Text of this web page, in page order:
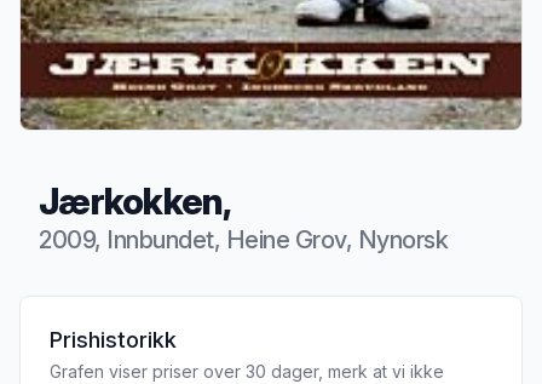
Jærkokken,
2009, Innbundet, Heine Grov, Nynorsk
Produktbeskrivelse
Prishistorikk
Grafen viser priser over 30 dager, merk at vi ikke